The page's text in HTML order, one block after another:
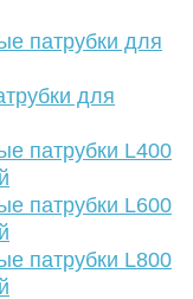
патрубки для
для
патрубки L400
патрубки L600
патрубки L800